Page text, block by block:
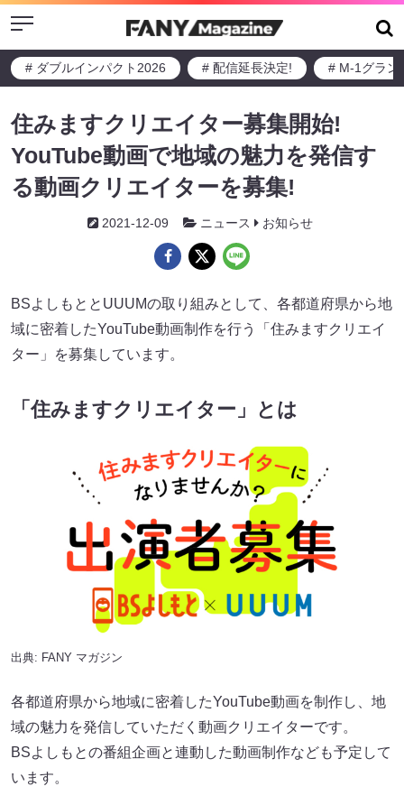
Menu
# ダブルインパクト2026 # 配信延長決定! # M-1グラン
住みますクリエイター募集開始!
YouTube動画で地域の魅力を発信す
る動画クリエイターを募集!
2021-12-09 ニュース お知らせ
BSよしもととUUUMの取り組みとして、各都道府県から地
域に密着したYouTube動画制作を行う「住みますクリエイ
ター」を募集しています。
「住みますクリエイター」とは
出典: FANY マガジン
各都道府県から地域に密着したYouTube動画を制作し、地
域の魅力を発信していただく動画クリエイターです。
BSよしもとの番組企画と連動した動画制作なども予定して
います。